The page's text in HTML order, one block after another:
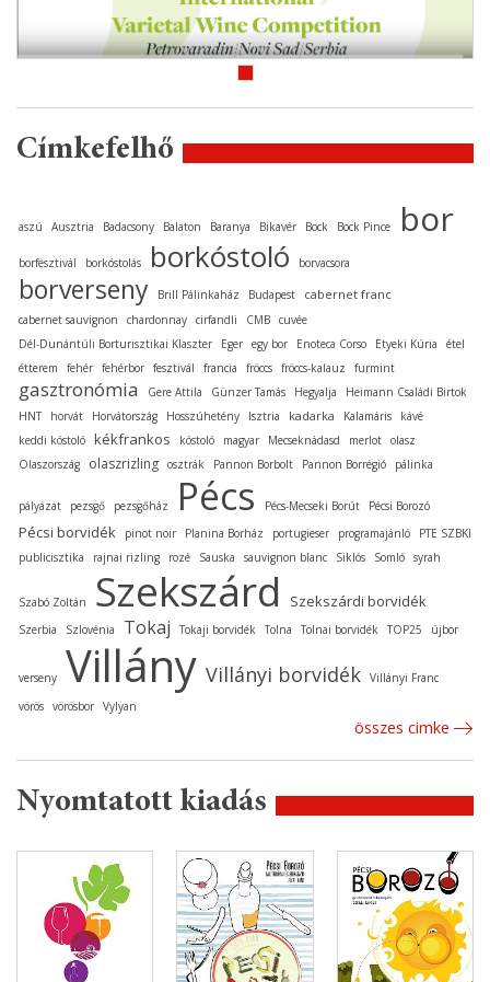
Címkefelhő
aszú Ausztria Badacsony Balaton Baranya Bikavér Bock Bock Pince bor
borfesztivál borkóstolás borkóstoló borvacsora
borverseny Brill Pálinkaház Budapest cabernet franc
cabernet sauvignon chardonnay cirfandli CMB cuvée
Dél-Dunántúli Borturisztikai Klaszter
Eger egy bor Enoteca Corso Etyeki Kúria
étel
étterem
fehér fehérbor fesztivál francia fröccs fröccs-kalauz furmint
gasztronómia Gere Attila Günzer Tamás Hegyalja
Heimann Családi Birtok
HNT
horvát Horvátország Hosszúhetény Isztria kadarka Kalamáris
kávé
keddi kóstoló kékfrankos kóstoló magyar Mecseknádasd merlot olasz
Olaszország
olaszrizling osztrák Pannon Borbolt Pannon Borrégió pálinka
pályázat pezsgő pezsgőház Pécs Pécs-Mecseki Borút Pécsi Borozó
Pécsi borvidék pinot noir Planina Borház portugieser programajánló
PTE SZBKI
publicisztika
rajnai rizling rozé Sauska sauvignon blanc Siklós Somló syrah
Szabó Zoltán Szekszárd Szekszárdi borvidék
Szerbia Szlovénia Tokaj Tokaji borvidék Tolna Tolnai borvidék TOP25 újbor
verseny Villány Villányi borvidék Villányi Franc
vörös vörösbor Vylyan
összes cimke
Nyomtatott kiadás